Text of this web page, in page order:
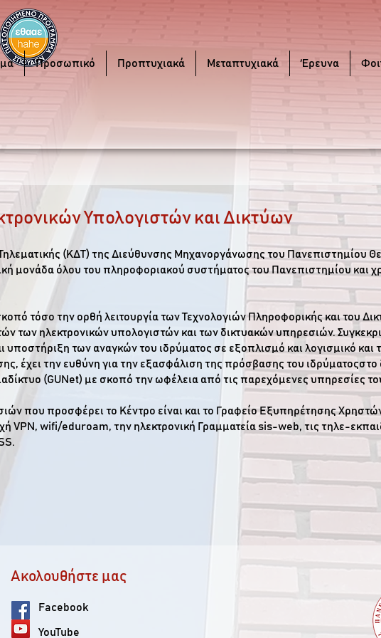
Προσωπικό Προπτυχιακά Μεταπτυχιακά Έρευνα
Υπολογιστών και Δικτύων
(ΚΔΤ) της Διεύθυνσης Μηχανοργάνωσης του Πανεπιστημίου
μονάδα όλου του πληροφοριακού συστήματος του Πανεπιστημίου και
τόσο την ορθή λειτουργία των Τεχνολογιών Πληροφορικής και του
των ηλεκτρονικών υπολογιστών και των δικτυακών υπηρεσιών.
των αναγκών του ιδρύματος σε εξοπλισμό και λογισμικό και
έχει την ευθύνη για την εξασφάλιση της πρόσβασης του ιδρύματοςστο
(GUNet) με σκοπό την ωφέλεια από τις παρεχόμενες υπηρεσίες
που προσφέρει το Κέντρο είναι και το Γραφείο Εξυπηρέτησης
VPN, wifi/eduroam, την ηλεκτρονική Γραμματεία sis-web, τις τηλε-
Ακολουθήστε μας
Facebook
YouTube